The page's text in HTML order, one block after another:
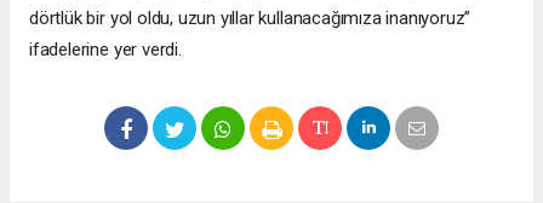
dörtlük bir yol oldu, uzun yıllar kullanacağımıza inanıyoruz”
ifadelerine yer verdi.